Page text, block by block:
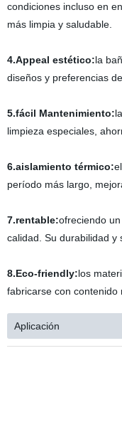
condiciones incluso en
más limpia y saludable.
4.Appeal estético:la
diseños y preferencias
5.fácil Mantenimiento:
limpieza especiales,
6.aislamiento térmico:
período más largo,
7.rentable:ofreciendo
calidad. Su durabilidad y
8.Eco-friendly:los
fabricarse con contenido
Aplicación